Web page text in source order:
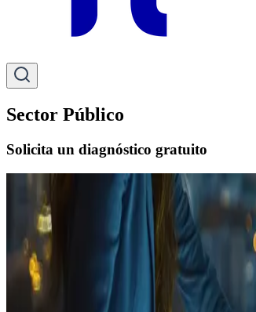
Sector Público
Solicita un diagnóstico gratuito